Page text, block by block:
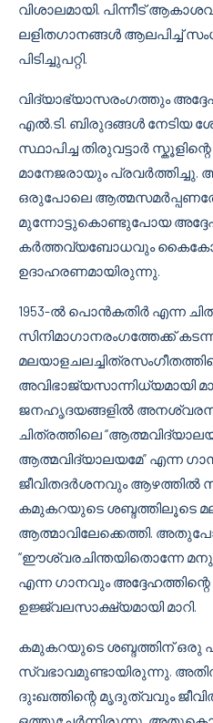
വിശാലമായി. പിന്നീട്
ലളിതഗാനങ്ങൾ ആലപിച്ച്
പിടിച്ചുപറ്റി.
വിദ്യാഭ്യാസരംഗത്തും
എൽ.ടി. ബിരുദങ്ങൾ നേടിയ
സ്ഥാപിച്ച തിരുവട്ടാർ
മാനേജരായും
ഒരുപോലെ
മുന്നോട്ടുകൊണ്ടുപോയ
കര്‍ത്തവ്യബോധവും
ഉദാഹരണമായിരുന്നു.
1953-ൽ പൊൻകതിർ എന്ന
സിനിമാഗാനരംഗത്തേക്ക്
അവിഭാജ്യസാന്നിധ്യമായി
ജനഹൃദയങ്ങളിൽ
ചിത്രത്തിലെ
ആത്മവിദ്യാലയമേ” എന്ന
ജീവിതദർശനവും ആഴത്തിൽ
കമുകറയുടെ ശബ്ദത്തിലൂടെ
ആത്മാവിലേക്കെത്തി.
“ഈശ്വരചിന്തയിതൊന്നേ
എന്ന ഗാനവും
ഉജ്ജ്വലസാക്ഷ്യമായി മാറി.
കമുകറയുടെ ശബ്ദത്തിന് ഒരു
സ്വഭാവമുണ്ടായിരുന്നു.
ദുഃഖത്തിന്റെ മൃദുത്വവും